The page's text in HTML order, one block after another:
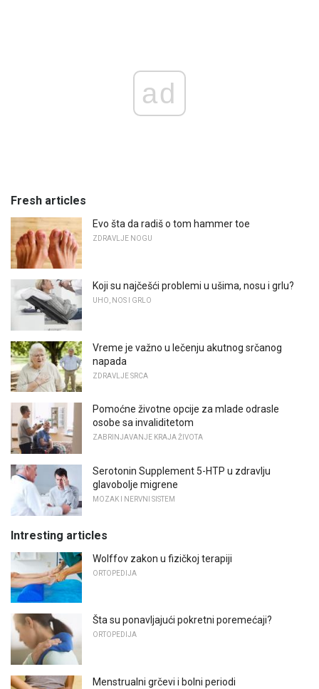
ad
Fresh articles
Evo šta da radiš o tom hammer toe
ZDRAVLJE NOGU
Koji su najčešći problemi u ušima, nosu i grlu?
UHO, NOS I GRLO
Vreme je važno u lečenju akutnog srčanog
napada
ZDRAVLJE SRCA
Pomoćne životne opcije za mlade odrasle
osobe sa invaliditetom
ZABRINJAVANJE KRAJA ŽIVOTA
Serotonin Supplement 5-HTP u zdravlju
glavobolje migrene
MOZAK I NERVNI SISTEM
Intresting articles
Wolffov zakon u fizičkoj terapiji
ORTOPEDIJA
Šta su ponavljajući pokretni poremećaji?
ORTOPEDIJA
Menstrualni grčevi i bolni periodi